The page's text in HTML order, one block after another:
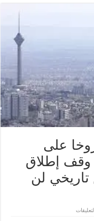
14 صاروخا على
وقف إطلاق
تاريخي لن